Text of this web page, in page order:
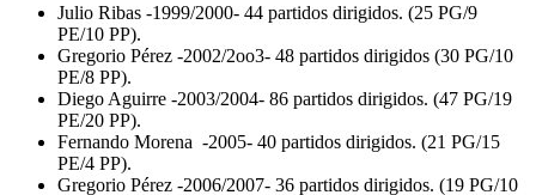
Julio Ribas -1999/2000- 44 partidos dirigidos. (25 PG/9
PE/10 PP).
Gregorio Pérez -2002/2oo3- 48 partidos dirigidos (30 PG/10
PE/8 PP).
Diego Aguirre -2003/2004- 86 partidos dirigidos. (47 PG/19
PE/20 PP).
Fernando Morena -2005- 40 partidos dirigidos. (21 PG/15
PE/4 PP).
Gregorio Pérez -2006/2007- 36 partidos dirigidos. (19 PG/10